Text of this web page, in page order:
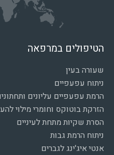
הטיפולים במרפאה
שעורה בעין
ניתוח עפעפיים
הרמת עפעפיים עליונים
הזרקת בוטוקס וחומרי מילוי
הסרת שקיות מתחת לעיניים
ניתוח הרמת גבות
אנטי איג'ינג לגברים